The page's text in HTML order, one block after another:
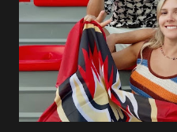
Paula sobre a suposta
Rogerio consegue se livrar
desaparecimento de
ter sido vítima da fúria de
que a clínica inseminou por
...